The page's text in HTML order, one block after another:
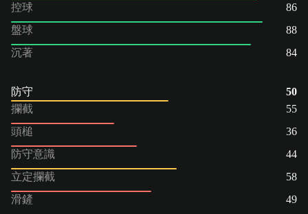
控球
86
盤球
88
沉著
84
防守
50
攔截
55
頭槌
36
防守意識
44
立定攔截
58
滑鏟
49